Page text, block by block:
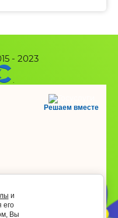
- 2023
и
его
Вы
Решаем вместе